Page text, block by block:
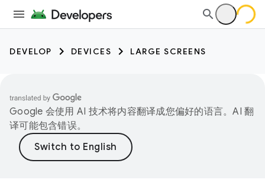
DEVELOP DEVICES LARGE SCREENS
Google 会使用 AI 技术将内容翻译成您偏好的语言。AI 翻
译可能包含错误。